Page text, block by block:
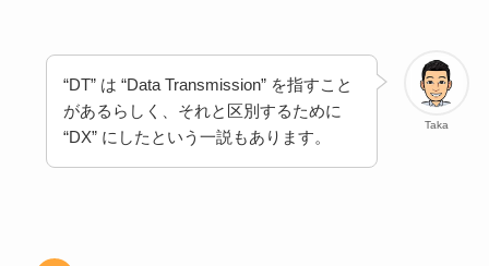
Taka
“DT” は “Data Transmission” を指すこと
があるらしく、それと区別するために
“DX” にしたという一説もあります。